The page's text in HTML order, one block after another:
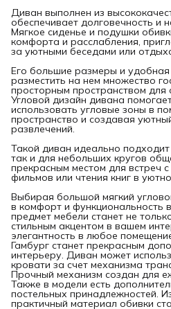
Диван выполнен из
обеспечивает долговечность и
Мягкое сиденье и подушки
комфорта и расслабления,
за уютными беседами или
Его большие размеры и
разместить на нем множество
просторным пространством для
Угловой дизайн дивана
использовать угловые зоны в
пространство и создавая
развлечений.
Такой диван идеально
так и для небольших кругов
прекрасным местом для встреч
фильмов или чтения книг в
Выбирая большой мягкий
в комфорт и функциональность
предмет мебели станет не
стильным акцентом в вашем
элегантность в любое
Гамбург станет прекрасным
интерьеру. Диван может
кровати за счет механизма
Прочный механизм создан для
Также в модели есть
постельных принадлежностей.
практичный материал обивки